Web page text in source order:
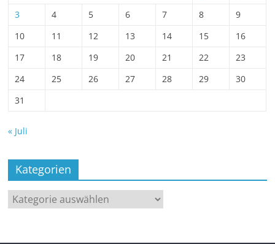
3
4 5 6 7 8
9
10
11 12 13 14 15
16
17
18 19 20 21 22
23
24
25 26 27 28 29
30
31
« Juli
Kategorien
Kategorien